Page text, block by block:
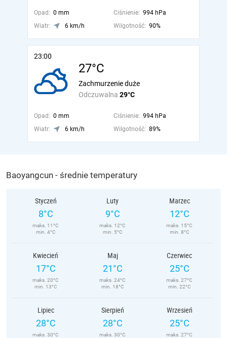
Opad: 0 mm Ciśnienie: 994 hPa
Wiatr:
6 km/h Wilgotność: 90%
23:00
27°C
Odczuwalna 29°C
Zachmurzenie duże
Opad: 0 mm Ciśnienie: 994 hPa
Wiatr:
6 km/h Wilgotność: 89%
Baoyangcun - średnie temperatury
Styczeń
8°C
maks. 11°C
min. 4°C
Luty
9°C
maks. 12°C
min. 5°C
Marzec
12°C
maks. 15°C
min. 8°C
Kwiecień
17°C
maks. 20°C
min. 13°C
Maj
21°C
maks. 24°C
min. 18°C
Czerwiec
25°C
maks. 27°C
min. 22°C
Lipiec
28°C
maks. 30°C
Sierpień
28°C
maks. 30°C
Wrzesień
25°C
maks. 27°C